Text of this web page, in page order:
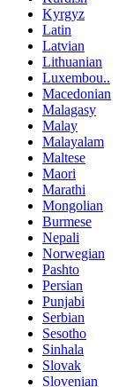
Kyrgyz
Latin
Latvian
Lithuanian
Luxembou..
Macedonian
Malagasy
Malay
Malayalam
Maltese
Maori
Marathi
Mongolian
Burmese
Nepali
Norwegian
Pashto
Persian
Punjabi
Serbian
Sesotho
Sinhala
Slovak
Slovenian